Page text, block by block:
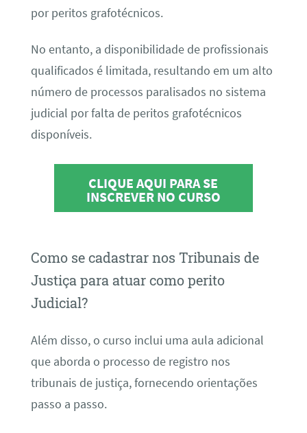
por peritos grafotécnicos.
No entanto, a disponibilidade de profissionais
qualificados é limitada, resultando em um alto
número de processos paralisados no sistema
judicial por falta de peritos grafotécnicos
disponíveis.
CLIQUE AQUI PARA SE
INSCREVER NO CURSO
Como se cadastrar nos Tribunais de
Justiça para atuar como perito
Judicial?
Além disso, o curso inclui uma aula adicional
que aborda o processo de registro nos
tribunais de justiça, fornecendo orientações
passo a passo.